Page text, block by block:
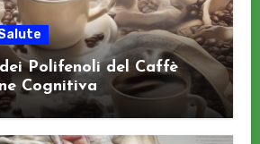
Polifenoli del Caffè
Cognitiva